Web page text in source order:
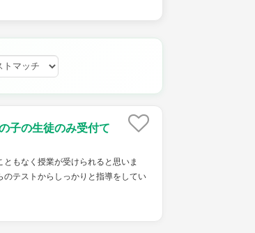
子の生徒のみ受付て
もなく授業が受けられると思いま
テストからしっかりと指導をしてい